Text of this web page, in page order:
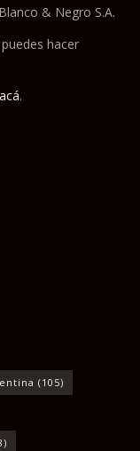
& Negro S.A.
hacer
acá.
(105)